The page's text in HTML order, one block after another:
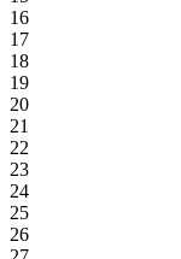
16
17
18
19
20
21
22
23
24
25
26